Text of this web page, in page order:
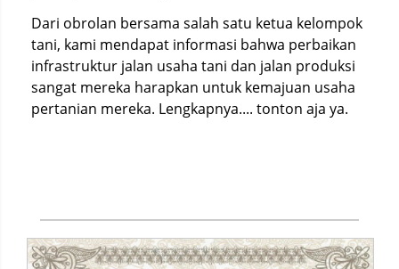
Dari obrolan bersama salah satu ketua kelompok
tani, kami mendapat informasi bahwa perbaikan
infrastruktur jalan usaha tani dan jalan produksi
sangat mereka harapkan untuk kemajuan usaha
pertanian mereka. Lengkapnya.... tonton aja ya.